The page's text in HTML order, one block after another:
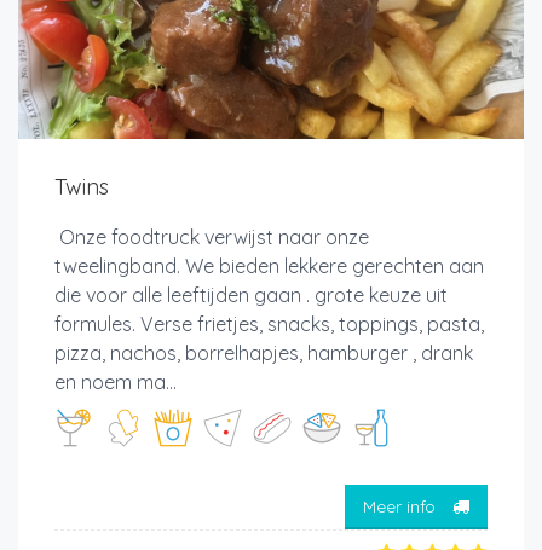
Twins
Onze foodtruck verwijst naar onze
tweelingband. We bieden lekkere gerechten aan
die voor alle leeftijden gaan . grote keuze uit
formules. Verse frietjes, snacks, toppings, pasta,
pizza, nachos, borrelhapjes, hamburger , drank
en noem ma...
Meer info